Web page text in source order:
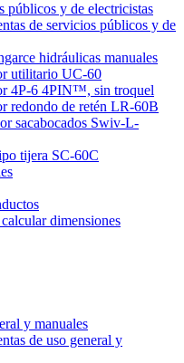
públicos y de electricistas
de servicios públicos y de
hidráulicas manuales
utilitario UC-60
4P-6 4PIN™, sin troquel
redondo de retén LR-60B
sacabocados Swiv-L-
tijera SC-60C
dimensiones
y manuales
de uso general y